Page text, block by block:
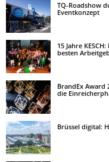
TQ-Roadshow
Eventkonzept
15 Jahre
besten
BrandEx Award
die
Brüssel digital: